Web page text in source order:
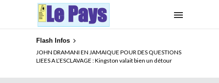
Flash Infos
ELECTION DE TALON A LA TETE DU SENAT BENINOIS :
Quand Patrice quitte le pouvoir sans partir !